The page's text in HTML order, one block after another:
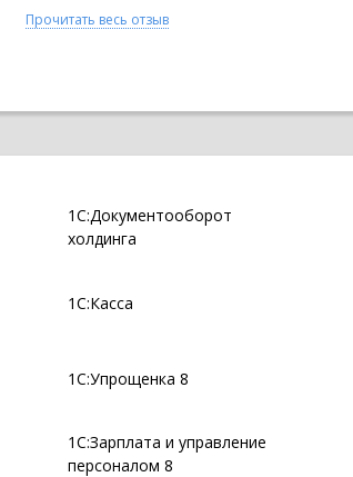
Прочитать весь отзыв
1С:Документооборот
холдинга
1С:Касса
1С:Упрощенка 8
1С:Зарплата и управление
персоналом 8